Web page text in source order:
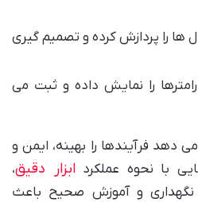
ها را پردازش کرده و تصمیم گیری
را نمایش داده و ثبت می
دهد فرآیندها را بهینه، ایمن و
با نحوه عملکردابزار دقیق،
نگهداری و آموزش صحیح باعث